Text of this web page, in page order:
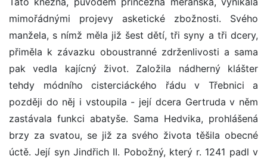
mimořádnými projevy asketické zbožnosti. Svého
manžela, s nímž měla již šest dětí, tři syny a tři dcery,
přiměla k závazku oboustranné zdrženlivosti a sama
pak vedla kajícný život. Založila nádherný klášter
tehdy módního cisterciáckého řádu v Třebnici a
později do něj i vstoupila - její dcera Gertruda v něm
zastávala funkci abatyše. Sama Hedvika, prohlášená
brzy za svatou, se již za svého života těšila obecné
úctě. Její syn Jindřich II. Pobožný, který r. 1241 padl v